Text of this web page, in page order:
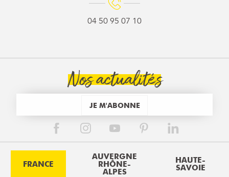
04 50 95 07 10
Nos actualités
JE M'ABONNE
FRANCE
AUVERGNE
RHÔNE-
ALPES
HAUTE-
SAVOIE